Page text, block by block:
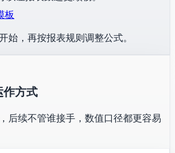
板
始，再按报表规则调整公式。
作方式
后续不管谁接手，数值口径都更容易